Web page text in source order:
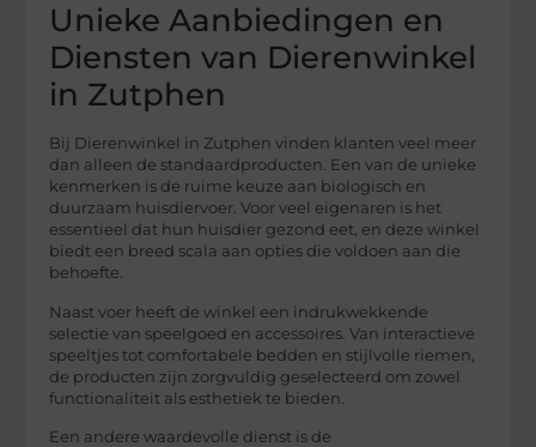
Unieke Aanbiedingen en
Diensten van Dierenwinkel
in Zutphen
Bij Dierenwinkel in Zutphen vinden klanten veel meer
dan alleen de standaardproducten. Een van de unieke
kenmerken is de ruime keuze aan biologisch en
duurzaam huisdiervoer. Voor veel eigenaren is het
essentieel dat hun huisdier gezond eet, en deze winkel
biedt een breed scala aan opties die voldoen aan die
behoefte.
Naast voer heeft de winkel een indrukwekkende
selectie van speelgoed en accessoires. Van interactieve
speeltjes tot comfortabele bedden en stijlvolle riemen,
de producten zijn zorgvuldig geselecteerd om zowel
functionaliteit als esthetiek te bieden.
Een andere waardevolle dienst is de